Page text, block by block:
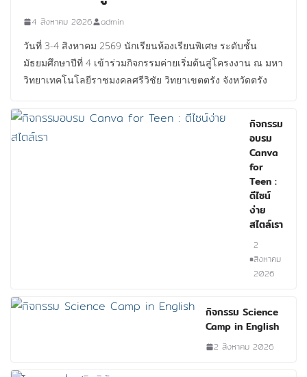
4 สิงหาคม 2026
admin
วันที่ 3-4 สิงหาคม 2569 นักเรียนห้องเรียนพิเศษ ระดับชั้น
มัธยมศึกษาปีที่ 4 เข้าร่วมกิจกรรมค่ายเริ่มต้นสู่โครงงาน ณ มหา
วิทยาเทคโนโลยีราชมงคลศรีวิชัย วิทยาเขตตรัง จังหวัดตรัง
กิจกรรม
อบรม
Canva
for
Teen :
ดีไซน์
ง่าย
สไตล์เรา
2
สิงหาคม
2026
กิจกรรม Science
Camp in English
2 สิงหาคม 2026